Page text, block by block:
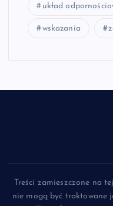
układ
wskazania
Treści zamieszczone na
nie mogą być traktowane